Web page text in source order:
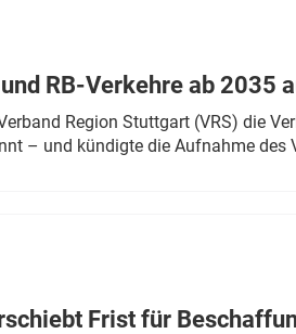
RB-Verkehre ab 2035
Region Stuttgart (VRS) die
– und kündigte die Aufnahme des
Frist für